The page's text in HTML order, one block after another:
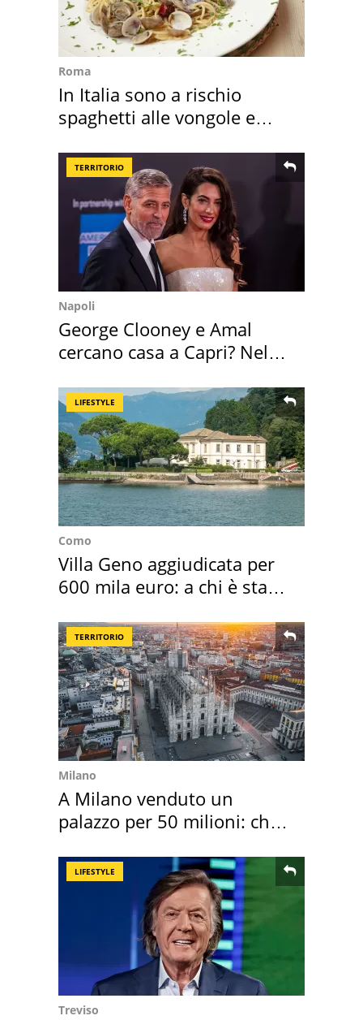
Roma
In Italia sono a rischio
spaghetti alle vongole e
TERRITORIO
Napoli
George Clooney e Amal
cercano casa a Capri? Nel
LIFESTYLE
Como
Villa Geno aggiudicata per
600 mila euro: a chi è stata
TERRITORIO
Milano
A Milano venduto un
palazzo per 50 milioni: chi
LIFESTYLE
Treviso